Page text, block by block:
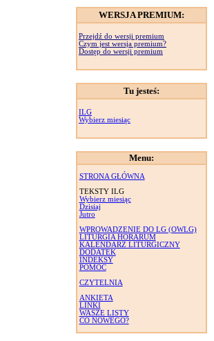
WERSJA PREMIUM:
Przejdź do wersji premium
Czym jest wersja premium?
Dostęp do wersji premium
Tu jesteś:
ILG
Wybierz miesiąc
Menu:
STRONA GŁÓWNA
TEKSTY ILG
Wybierz miesiąc
Dzisiaj
Jutro
WPROWADZENIE DO LG (OWLG)
LITURGIA HORARUM
KALENDARZ LITURGICZNY
DODATEK
INDEKSY
POMOC
CZYTELNIA
ANKIETA
LINKI
WASZE LISTY
CO NOWEGO?